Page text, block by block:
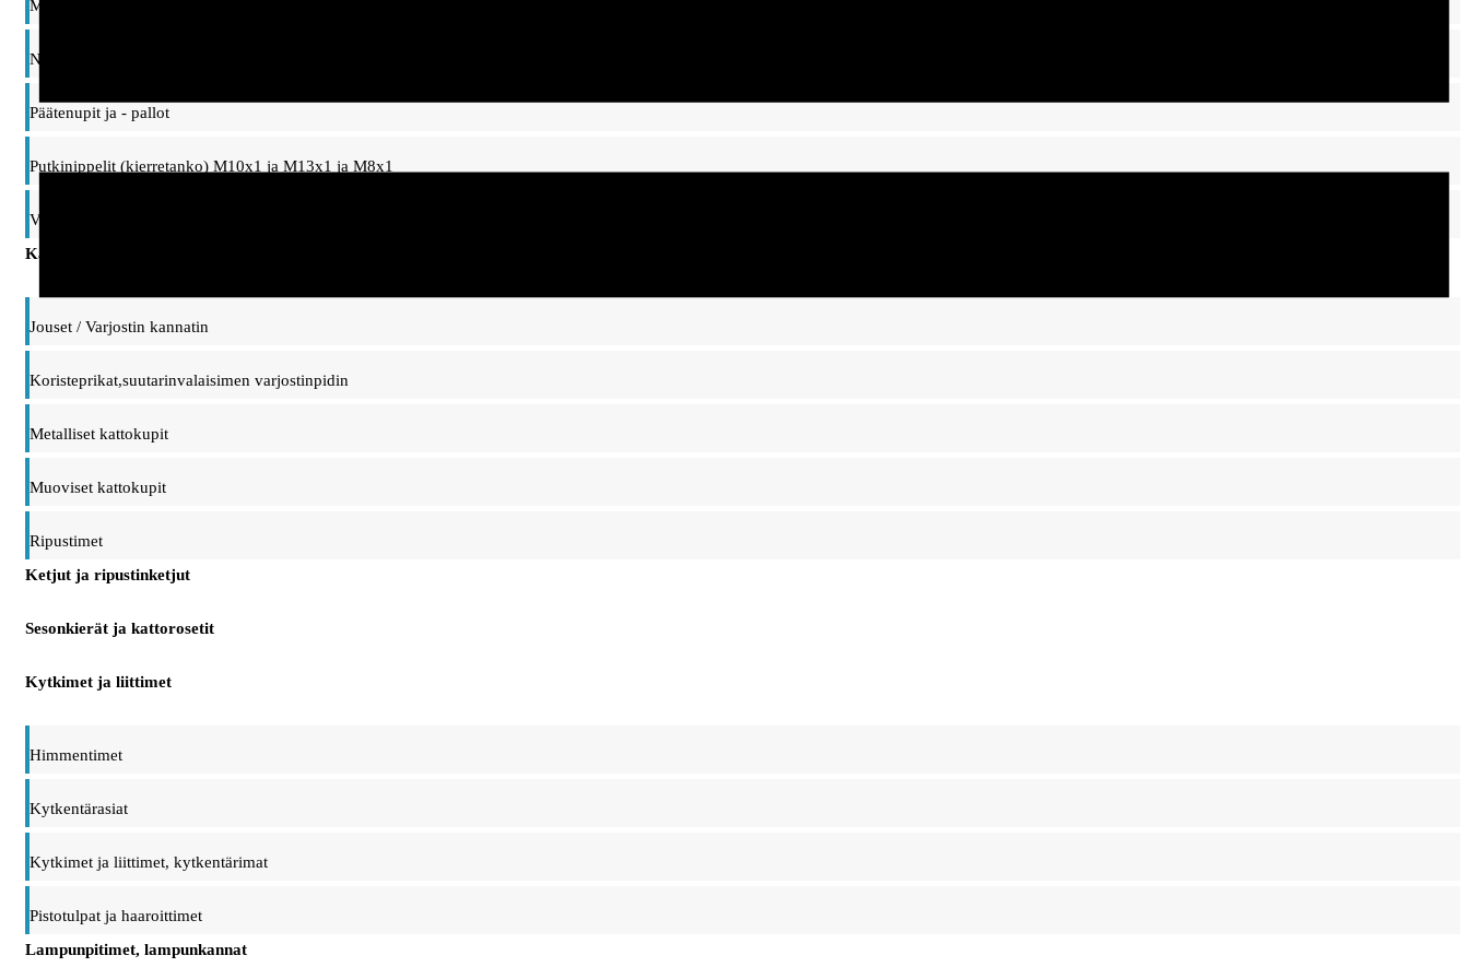
Mutterit ja prikat
Nivelet ja ripustinsangat, taipuisat varret
Päätenupit ja - pallot
Putkinippelit (kierretanko) M10x1 ja M13x1 ja M8x1
Vaihtonippelit, adapterit M10/M13 kierteet
Kattokupit, ripustimet ja kannattimet
Jouset / Varjostin kannatin
Koristeprikat,suutarinvalaisimen varjostinpidin
Metalliset kattokupit
Muoviset kattokupit
Ripustimet
Ketjut ja ripustinketjut
Sesonkierät ja kattorosetit
Kytkimet ja liittimet
Himmentimet
Kytkentärasiat
Kytkimet ja liittimet, kytkentärimat
Pistotulpat ja haaroittimet
Lampunpitimet, lampunkannat